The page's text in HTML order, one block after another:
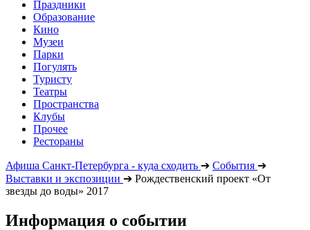
Праздники
Образование
Кино
Музеи
Парки
Погулять
Туристу
Театры
Пространства
Клубы
Прочее
Рестораны
Афиша Санкт-Петербурга - куда сходить ➔ События ➔
Выставки и экспозиции ➔ Рождественский проект «От
звезды до воды» 2017
Информация о событии